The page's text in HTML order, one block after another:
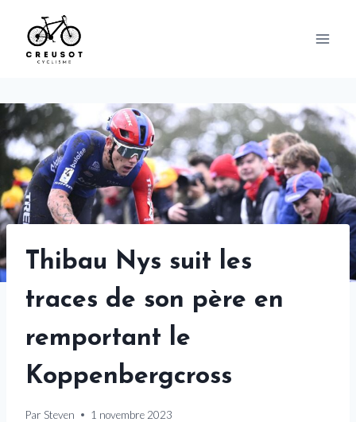
content
Thibau Nys suit les
traces de son père en
remportant le
Koppenbergcross
Par Steven 1 novembre 2023